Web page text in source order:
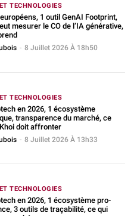
TECHNOLOGIES
1 outil GenAI Footprint,
mesurer le CO de l’IA générative,
- 8 Juillet 2026 À 18h50
TECHNOLOGIES
en 2026, 1 écosystème
transparence du marché, ce
doit affronter
- 8 Juillet 2026 À 13h33
TECHNOLOGIES
en 2026, 1 écosystème pro-
3 outils de traçabilité, ce qui